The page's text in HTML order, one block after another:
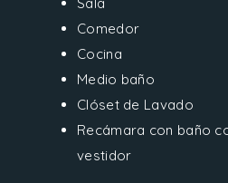
Comedor
Cocina
Medio baño
Clóset de Lavado
Recámara con baño
vestidor